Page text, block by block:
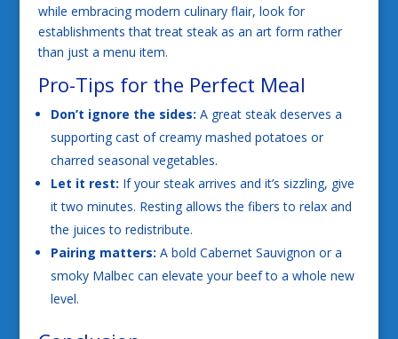
while embracing modern culinary flair, look for
establishments that treat steak as an art form rather
than just a menu item.
Pro-Tips for the Perfect Meal
Don’t ignore the sides: A great steak deserves a
supporting cast of creamy mashed potatoes or
charred seasonal vegetables.
Let it rest: If your steak arrives and it’s sizzling, give
it two minutes. Resting allows the fibers to relax and
the juices to redistribute.
Pairing matters: A bold Cabernet Sauvignon or a
smoky Malbec can elevate your beef to a whole new
level.